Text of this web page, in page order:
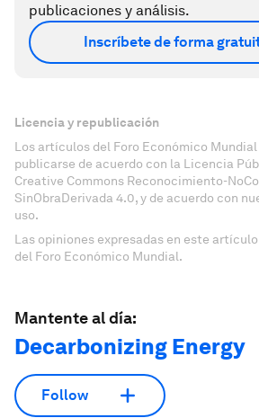
publicaciones y análisis.
Inscríbete de forma
Licencia y republicación
Los artículos del Foro Económico Mundial
publicarse de acuerdo con la Licencia
Creative Commons Reconocimiento-
SinObraDerivada 4.0, y de acuerdo con
uso.
Las opiniones expresadas en este
del Foro Económico Mundial.
Mantente al día:
Decarbonizing Energy
Follow